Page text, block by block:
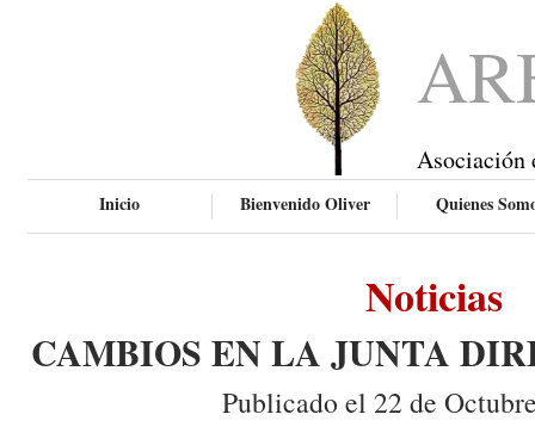
Asociación
Inicio Bienvenido Oliver Quienes
Noticias
CAMBIOS EN LA JUNTA
Publicado el 22 de